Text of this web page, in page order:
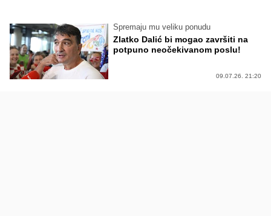
Spremaju mu veliku ponudu
Zlatko Dalić bi mogao završiti na
potpuno neočekivanom poslu!
09.07.26. 21:20